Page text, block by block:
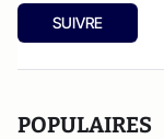
SUIVRE
POPULAIRES